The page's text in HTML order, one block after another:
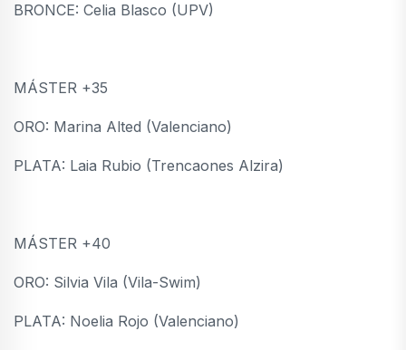
BRONCE: Celia Blasco (UPV)
MÁSTER +35
ORO: Marina Alted (Valenciano)
PLATA: Laia Rubio (Trencaones Alzira)
MÁSTER +40
ORO: Silvia Vila (Vila-Swim)
PLATA: Noelia Rojo (Valenciano)